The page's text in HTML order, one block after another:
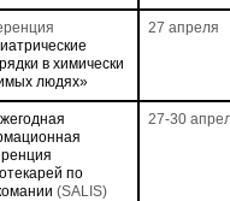
в химически
людях»
27 апреля
по
(SALIS)
27-30